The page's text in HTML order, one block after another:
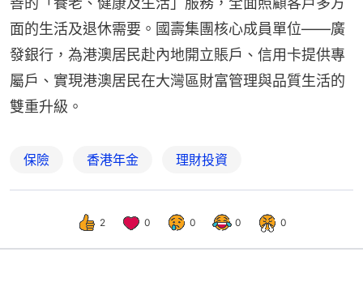
面的生活及退休需要。國壽集團核心成員單位——廣
發銀行，為港澳居民赴內地開立賬戶、信用卡提供專
屬戶、實現港澳居民在大灣區財富管理與品質生活的
雙重升級。
保險 香港年金 理財投資
2 0 0 0 0